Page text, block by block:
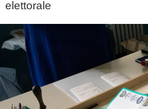
elettorale